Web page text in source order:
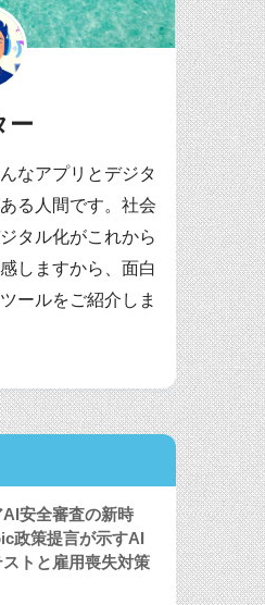
ー
なアプリとデジタ
る人間です。社会
タル化がこれから
しますから、面白
ールをご紹介しま
安全審査の新時
政策提言が示すAI
ストと雇用喪失対策